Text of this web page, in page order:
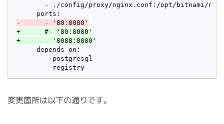
- ./config/proxy/nginx.conf:/opt/bitnami/
-      - '80:8080'
+      #- '80:8080'
+      - '8088:8080'
     depends_on:
       - postgresql
       - registry
変更箇所は以下の通りです。